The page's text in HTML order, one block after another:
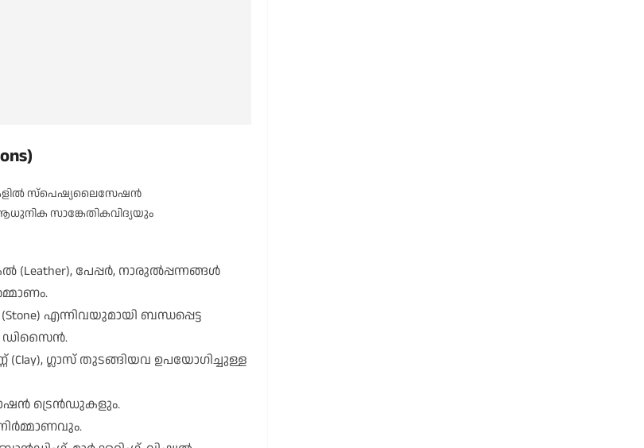
സ്പെഷ്യലൈസേഷൻ
സാങ്കേതികവിദ്യയും
പേപ്പർ, നാരുൽപ്പന്നങ്ങൾ
(Stone) എന്നിവയുമായി ബന്ധപ്പെട്ട
ഡിസൈൻ.
(Clay), ഗ്ലാസ് തുടങ്ങിയവ ഉപയോഗിച്ചുള്ള
ട്രെൻഡുകളും.